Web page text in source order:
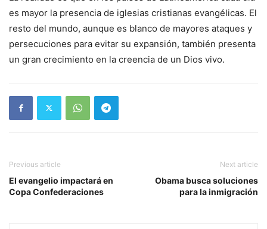
es mayor la presencia de iglesias cristianas evangélicas. El
resto del mundo, aunque es blanco de mayores ataques y
persecuciones para evitar su expansión, también presenta
un gran crecimiento en la creencia de un Dios vivo.
Previous article
El evangelio impactará en
Copa Confederaciones
Next article
Obama busca soluciones
para la inmigración